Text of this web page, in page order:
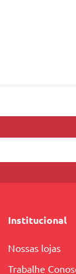
Institucional
Nossas lojas
Trabalhe